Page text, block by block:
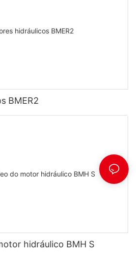
BMER2
hidráulico BMH S